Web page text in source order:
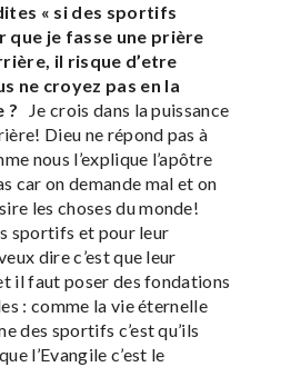
« si des sportifs
que je fasse une prière
il risque d’etre
ne croyez pas en la
? Je crois dans la puissance
Dieu ne répond pas à
nous l’explique l’apôtre
car on demande mal et on
les choses du monde!
sportifs et pour leur
dire c’est que leur
il faut poser des fondations
: comme la vie éternelle
des sportifs c’est qu’ils
l’Evangile c’est le